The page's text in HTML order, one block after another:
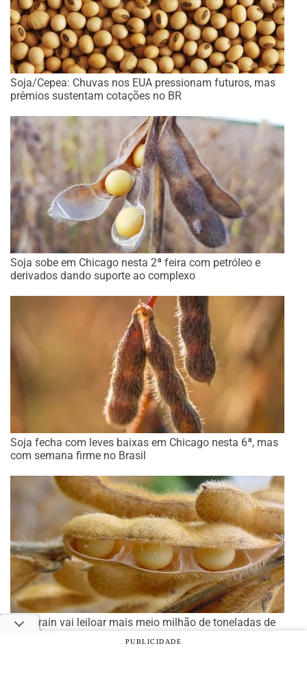
Soja/Cepea: Chuvas nos EUA pressionam futuros, mas
prêmios sustentam cotações no BR
Soja sobe em Chicago nesta 2ª feira com petróleo e
derivados dando suporte ao complexo
Soja fecha com leves baixas em Chicago nesta 6ª, mas
com semana firme no Brasil
Sinograin vai leiloar mais meio milhão de toneladas de
PUBLICIDADE